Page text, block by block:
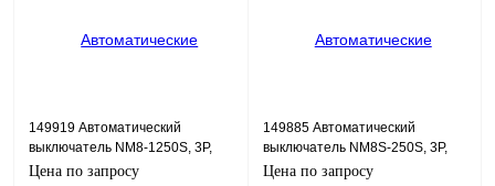
149919 Автоматический
выключатель NM8-1250S, 3P,
630А, 50кА
Цена по запросу
149885 Автоматический
выключатель NM8S-250S, 3P,
100А, 50кА
Цена по запросу